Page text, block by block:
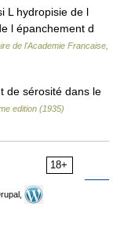
L hydropisie de l
l épanchement d
de l'Academie Francaise,
de sérosité dans le
edition (1935)
18+